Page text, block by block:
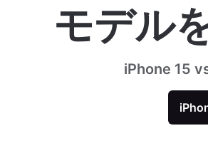
モデル
iPhone 15